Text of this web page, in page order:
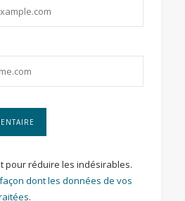
pour réduire les indésirables.
dont les données de vos
.